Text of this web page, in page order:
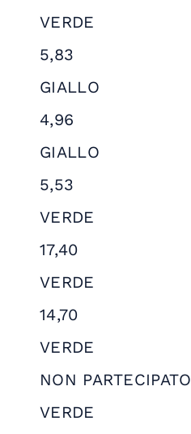
VERDE
5,83
GIALLO
4,96
GIALLO
5,53
VERDE
17,40
VERDE
14,70
VERDE
NON PARTECIPATO
VERDE